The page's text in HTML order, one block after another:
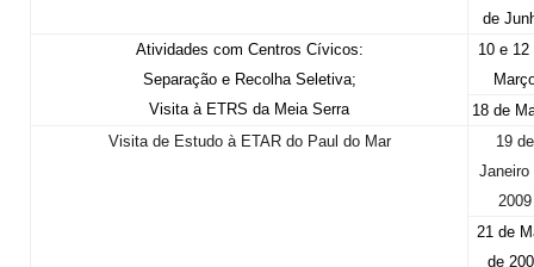
de
Atividades com Centros Cívicos:
Separação e Recolha Seletiva;
Visita à ETRS da Meia Serra
10 e 12
18 de
Visita de Estudo à ETAR do Paul do Mar
19 de
Janeiro
2009
21 de
de